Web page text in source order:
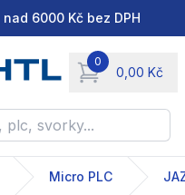
6000 Kč bez DPH
0
0,00 Kč
items in cart,
Micro PLC